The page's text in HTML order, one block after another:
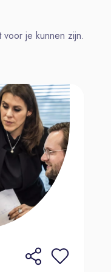
van 6 à 7
vanaf
casco
zijn
functie van
(16)
hen
de
je kunnen zijn.